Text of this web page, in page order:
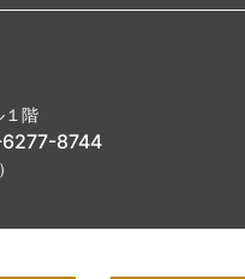
階
8744